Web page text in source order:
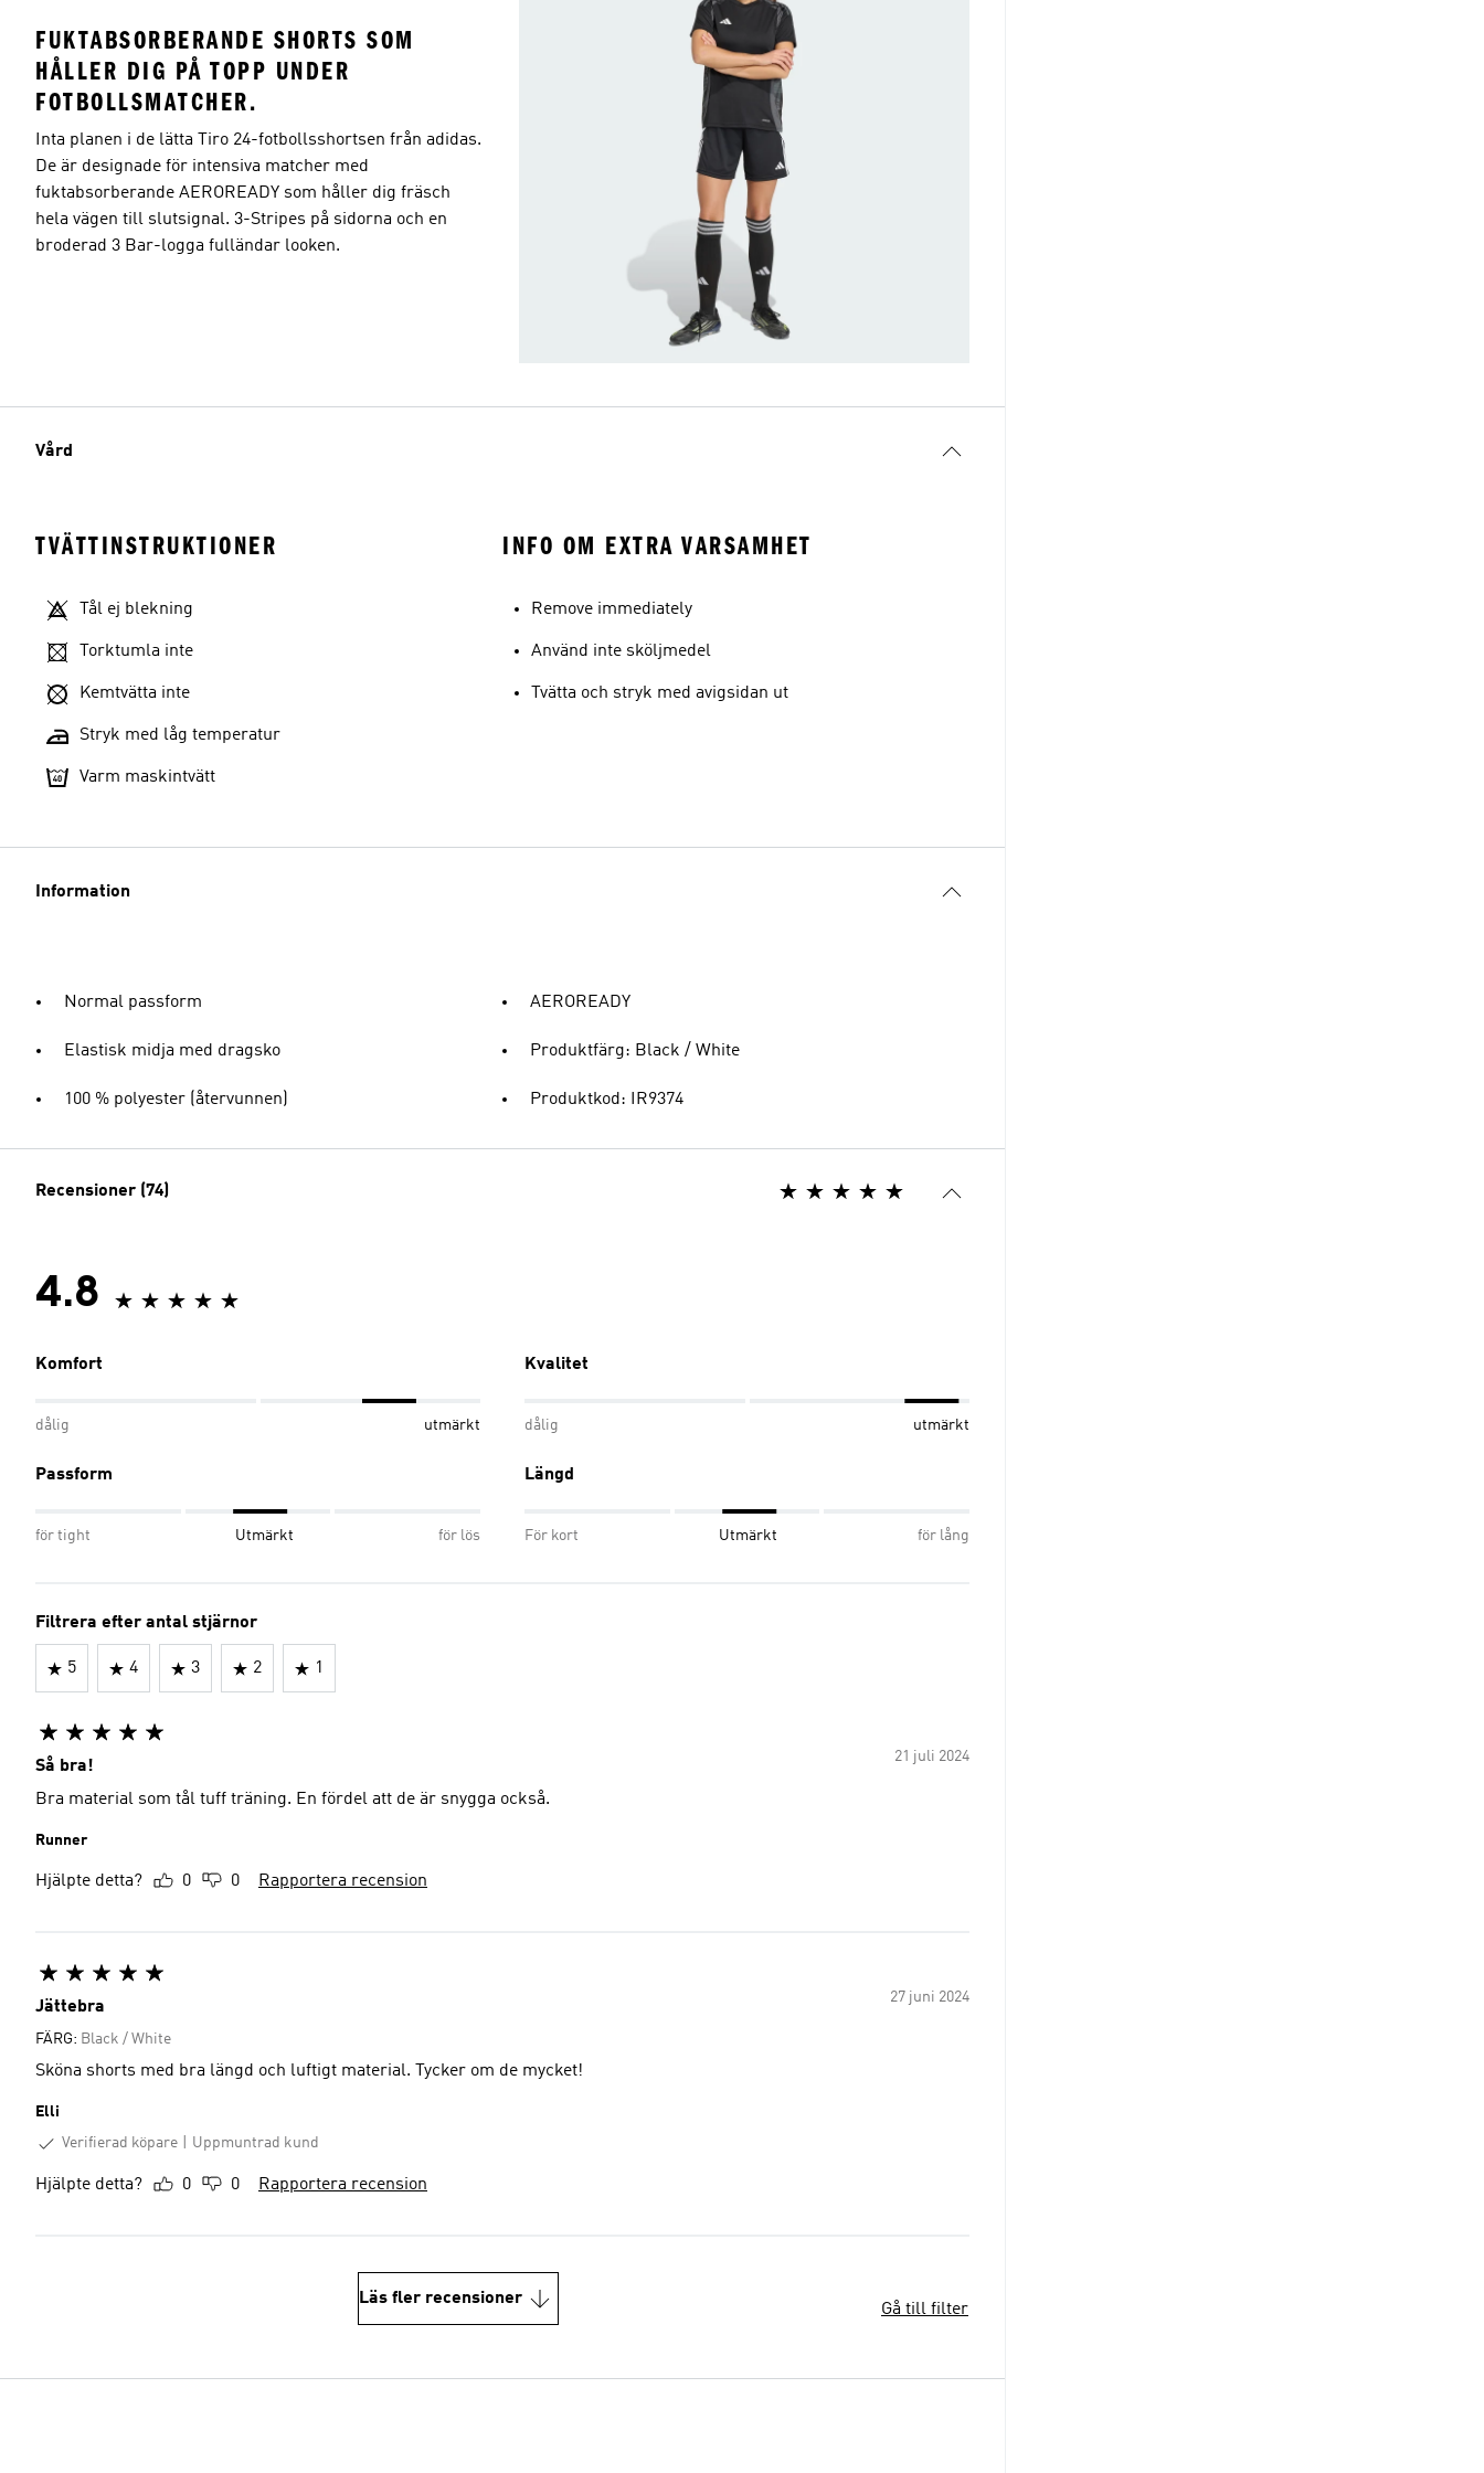
FUKTABSORBERANDE SHORTS SOM
HÅLLER DIG PÅ TOPP UNDER
FOTBOLLSMATCHER.
Inta planen i de lätta Tiro 24-fotbollsshortsen från adidas.
De är designade för intensiva matcher med
fuktabsorberande AEROREADY som håller dig fräsch
hela vägen till slutsignal. 3-Stripes på sidorna och en
broderad 3 Bar-logga fulländar looken.
Vård
TVÄTTINSTRUKTIONER
Tål ej blekning
Torktumla inte
Kemtvätta inte
Stryk med låg temperatur
Varm maskintvätt
INFO OM EXTRA VARSAMHET
Remove immediately
Använd inte sköljmedel
Tvätta och stryk med avigsidan ut
Information
Normal passform
Elastisk midja med dragsko
100 % polyester (återvunnen)
AEROREADY
Produktfärg: Black / White
Produktkod: IR9374
Recensioner (74)
4.8
Komfort
dålig utmärkt
Kvalitet
dålig utmärkt
Passform
för tight Utmärkt för lös
Längd
För kort Utmärkt för lång
Filtrera efter antal stjärnor
5 4 3 2 1
21 juli 2024
Så bra!
Bra material som tål tuff träning. En fördel att de är snygga också.
Runner
Hjälpte detta? 0 0 Rapportera recension
27 juni 2024
Jättebra
FÄRG: Black / White
Sköna shorts med bra längd och luftigt material. Tycker om de mycket!
Elli
Verifierad köpare
Uppmuntrad kund
Hjälpte detta? 0 0 Rapportera recension
Läs fler recensioner
Gå till filter